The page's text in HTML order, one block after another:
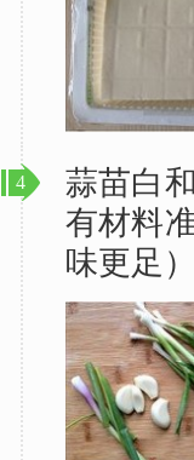
4
蒜苗白
有材料
味更足）